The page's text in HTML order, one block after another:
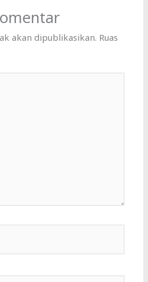
akan dipublikasikan. Ruas